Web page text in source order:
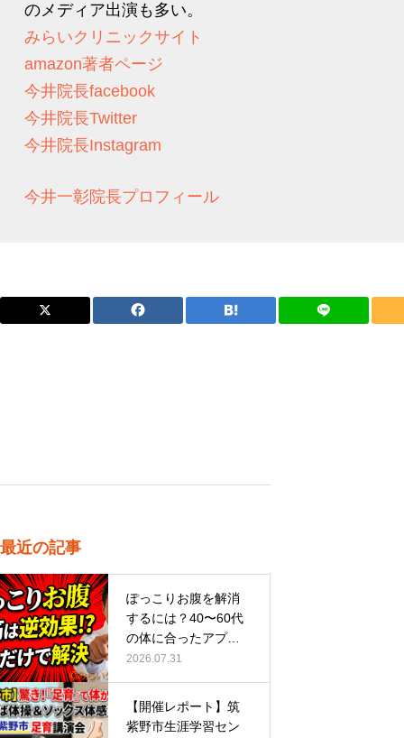
のメディア出演も多い。
みらいクリニックサイト
amazon著者ページ
今井院長facebook
今井院長Twitter
今井院長Instagram
今井一彰院長プロフィール
最近の記事
ぽっこりお腹を解消
するには？40〜60代
の体に合ったアプロ
ーチ
2026.07.31
【開催レポート】筑
紫野市生涯学習セン